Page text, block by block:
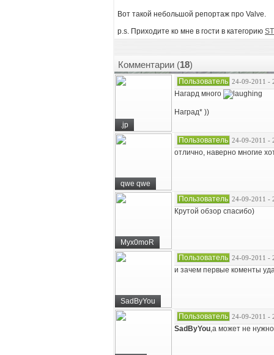
Вот такой небольшой репортаж про Valve.
p.s. Приходите ко мне в гости в категорию
Комментарии (18)
.jp
Пользователь 24-09-2011 -
Нагард много
Наград* ))
qwe qwe
Пользователь 24-09-2011 -
отлично, наверно многие
Myx0moR
Пользователь 24-09-2011 -
Крутой обзор спасибо)
SadByYou
Пользователь 24-09-2011 -
и зачем первые коменты
Пользователь 24-09-2011 -
SadByYou,а может не